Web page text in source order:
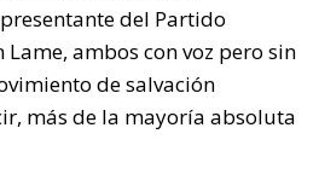
del Partido
ambos con voz pero sin
de salvación
más de la mayoría absoluta